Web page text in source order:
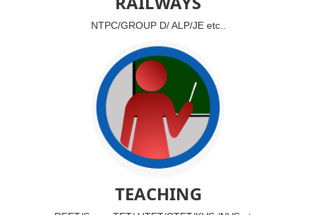
NTPC/GROUP D/ ALP/JE etc..
TEACHING